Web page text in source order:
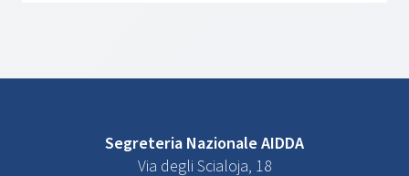
Segreteria Nazionale AIDDA
Via degli Scialoja, 18